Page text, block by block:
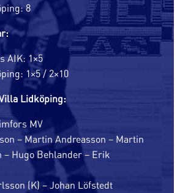
8
AIK: 1×5
1×5 / 2×10
Lidköping:
MV
– Martin Andreasson – Martin
– Hugo Behlander – Erik
(K) – Johan Löfstedt